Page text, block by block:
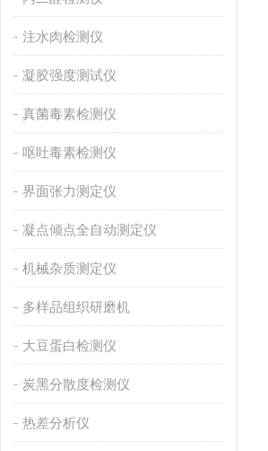
注水肉检测仪
凝胶强度测试仪
真菌毒素检测仪
呕吐毒素检测仪
界面张力测定仪
凝点倾点全自动测定仪
机械杂质测定仪
多样品组织研磨机
大豆蛋白检测仪
炭黑分散度检测仪
热差分析仪